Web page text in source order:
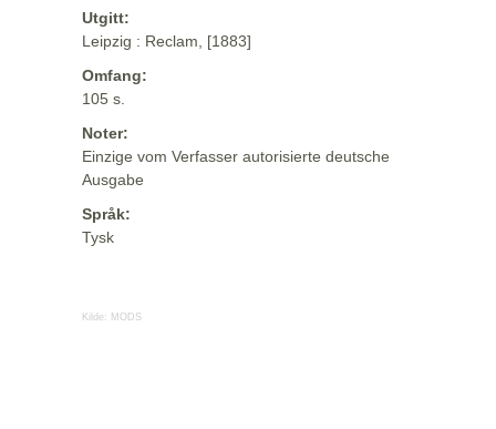
Utgitt:
Leipzig : Reclam, [1883]
Omfang:
105 s.
Noter:
Einzige vom Verfasser autorisierte deutsche
Ausgabe
Språk:
Tysk
Kilde: MODS